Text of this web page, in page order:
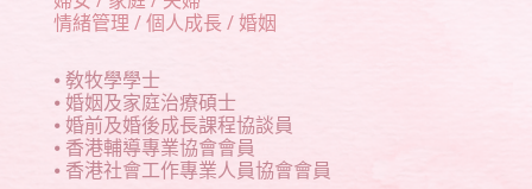
情緒管理 / 個人成長 / 婚姻
⦁ 敎牧學學士
⦁ 婚姻及家庭治療碩士
⦁ 婚前及婚後成長課程協談員
⦁ 香港輔導專業協會會員
⦁ 香港社會工作專業人員協會會員